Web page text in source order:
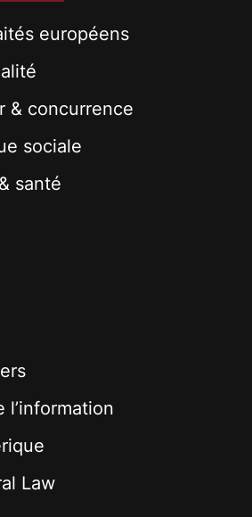
européens
& concurrence
sociale
santé
l’information
Law